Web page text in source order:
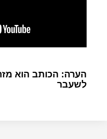
הערה: הכותב הוא
לשעבר